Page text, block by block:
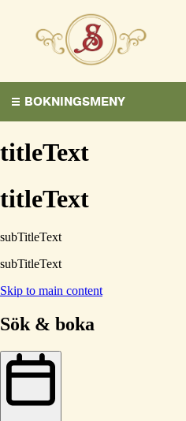
BOKNINGSMENY
titleText
titleText
subTitleText
subTitleText
Skip to main content
Sök & boka